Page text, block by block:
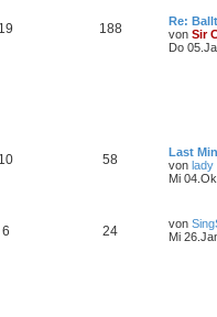
19 188
Re:
von Sir
Do
10 58
Last
von lady
Mi
6 24 von
Mi